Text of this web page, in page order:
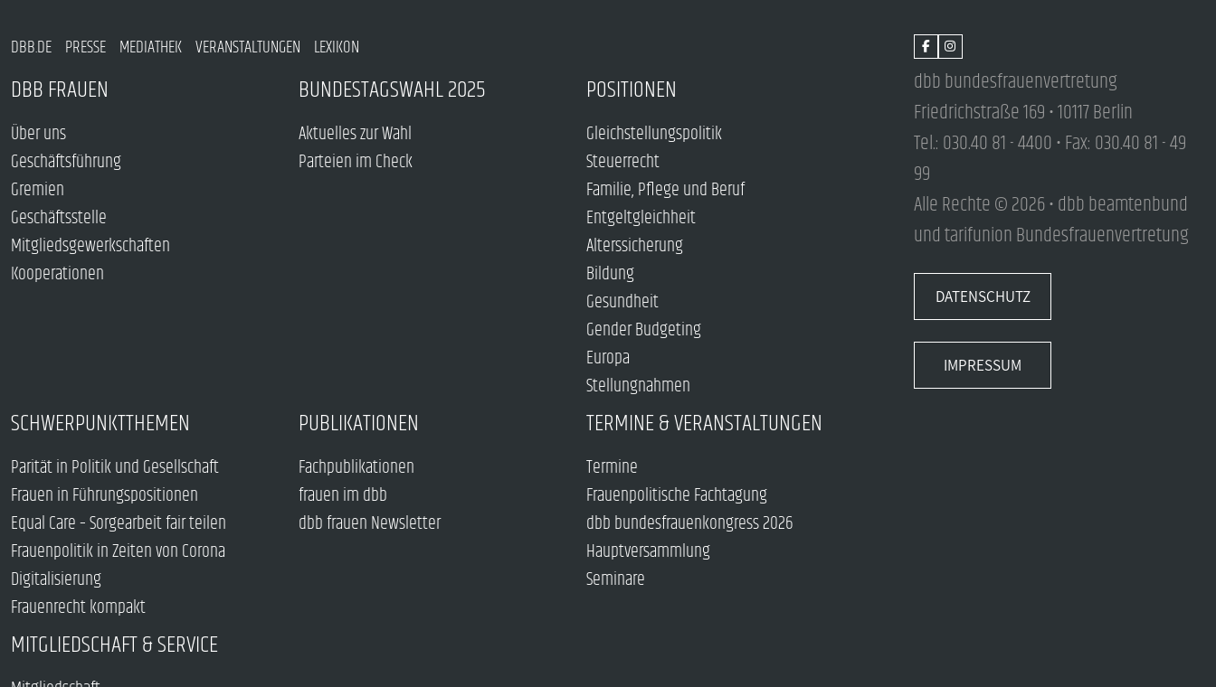
DBB.DE PRESSE MEDIATHEK VERANSTALTUNGEN LEXIKON
DBB FRAUEN
Über uns
Geschäftsführung
Gremien
Geschäftsstelle
Mitgliedsgewerkschaften
Kooperationen
BUNDESTAGSWAHL 2025
Aktuelles zur Wahl
Parteien im Check
POSITIONEN
Gleichstellungspolitik
Steuerrecht
Familie, Pflege und Beruf
Entgeltgleichheit
Alterssicherung
Bildung
Gesundheit
Gender Budgeting
Europa
Stellungnahmen
SCHWERPUNKTTHEMEN
Parität in Politik und Gesellschaft
Frauen in Führungspositionen
Equal Care – Sorgearbeit fair teilen
Frauenpolitik in Zeiten von Corona
Digitalisierung
Frauenrecht kompakt
PUBLIKATIONEN
Fachpublikationen
frauen im dbb
dbb frauen Newsletter
TERMINE & VERANSTALTUNGEN
Termine
Frauenpolitische Fachtagung
dbb bundesfrauenkongress 2026
Hauptversammlung
Seminare
MITGLIEDSCHAFT & SERVICE
dbb bundesfrauenvertretung
Friedrichstraße 169 • 10117 Berlin
Tel.: 030.40 81 - 4400 • Fax: 030.40 81 - 49
99
Alle Rechte © 2026 • dbb beamtenbund
und tarifunion Bundesfrauenvertretung
DATENSCHUTZ
IMPRESSUM